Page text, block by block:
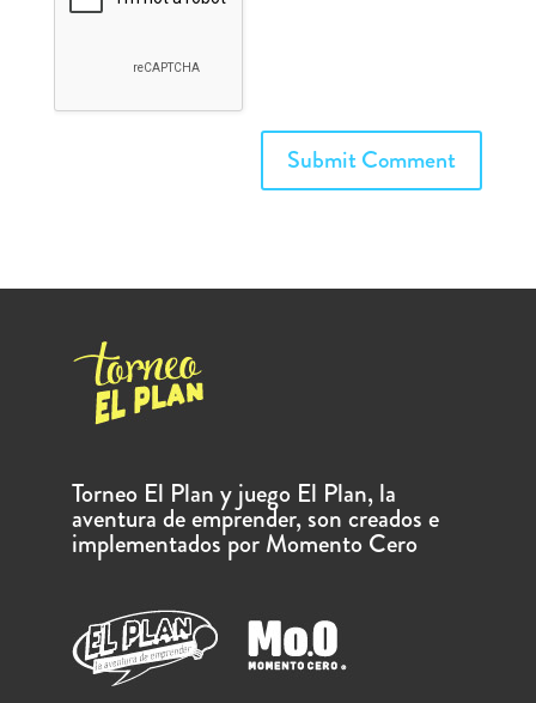
Torneo El Plan y juego El Plan, la
aventura de emprender, son creados e
implementados por Momento Cero